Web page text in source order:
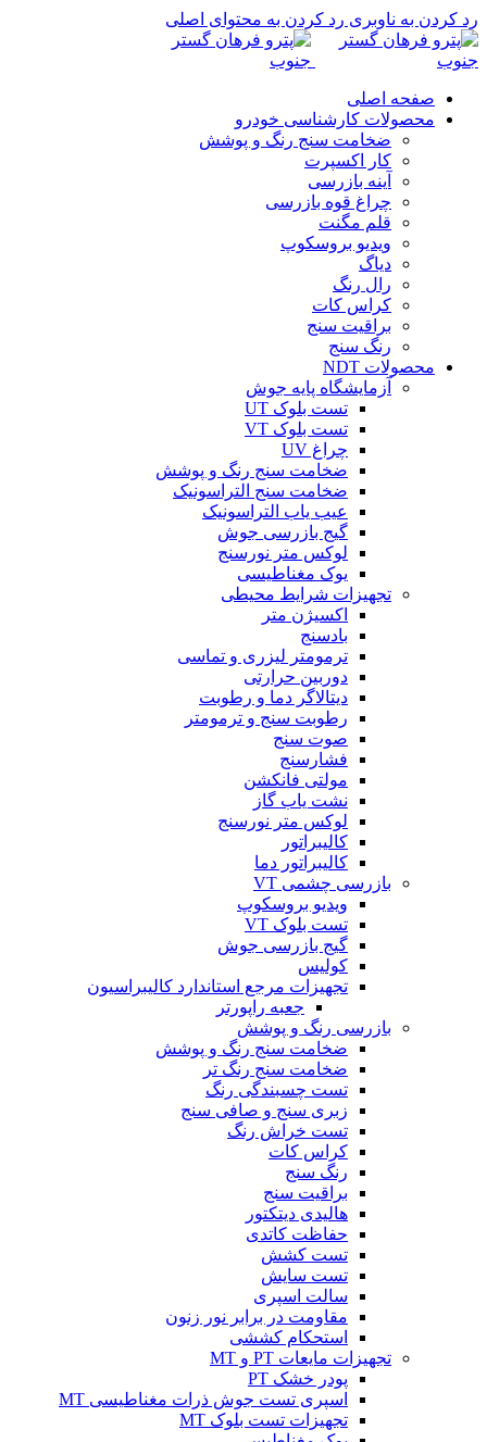
رد کردن به ناوبری رد کردن به محتوای اصلی
صفحه اصلی
محصولات کارشناسی خودرو
ضخامت سنج رنگ و پوشش
کار اکسپرت
آینه بازرسی
چراغ قوه بازرسی
قلم مگنت
ویدیو بروسکوپ
دیاگ
رال رنگ
کراس کات
براقیت سنج
رنگ سنج
محصولات NDT
آزمایشگاه پایه جوش
تست بلوک UT
تست بلوک VT
چراغ UV
ضخامت سنج رنگ و پوشش
ضخامت سنج التراسونیک
عیب یاب التراسونیک
گیج بازرسی جوش
لوکس متر نورسنج
یوک مغناطیسی
تجهیزات شرایط محیطی
اکسیژن متر
بادسنج
ترمومتر لیزری و تماسی
دوربین حرارتی
دیتالاگر دما و رطوبت
رطوبت سنج و ترمومتر
صوت سنج
فشارسنج
مولتی فانکشن
نشت یاب گاز
لوکس متر نورسنج
کالیبراتور
کالیبراتور دما
بازرسی چشمی VT
ویدیو بروسکوپ
تست بلوک VT
گیج بازرسی جوش
کولیس
تجهیزات مرجع استاندارد کالیبراسیون
جعبه راپورتر
بازرسی رنگ و پوشش
ضخامت سنج رنگ و پوشش
ضخامت سنج رنگ تر
تست چسبندگی رنگ
زبری سنج و صافی سنج
تست خراش رنگ
کراس کات
رنگ سنج
براقیت سنج
هالیدی دیتکتور
حفاظت کاتدی
تست کشش
تست سایش
سالت اسپری
مقاومت در برابر نور زنون
استحکام کششی
تجهیزات مایعات PT و MT
پودر خشک PT
اسپری تست جوش ذرات مغناطیسی MT
تجهیزات تست بلوک MT